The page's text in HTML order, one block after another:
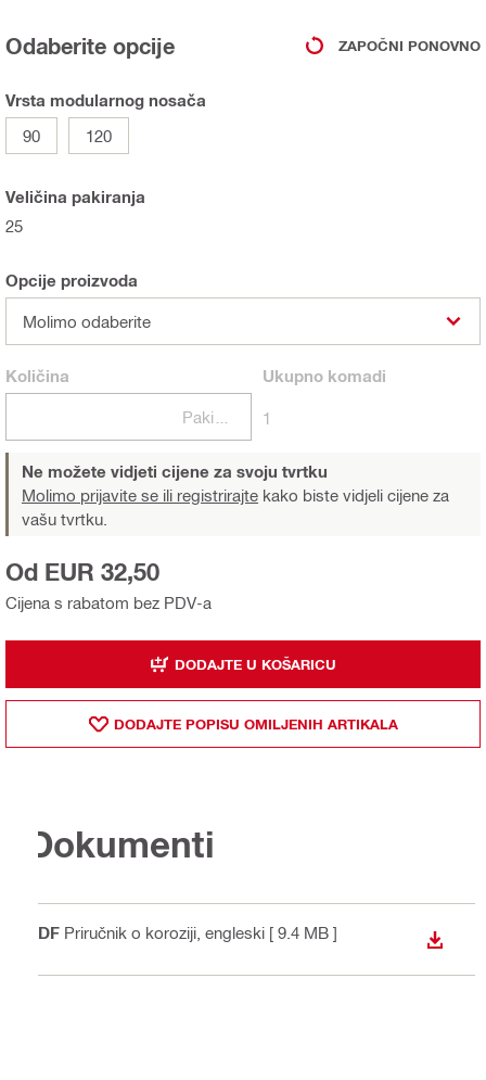
Odaberite opcije ZAPOČNI PONOVNO
Vrsta modularnog nosača
90
120
Veličina pakiranja
25
Opcije proizvoda
Molimo odaberite
Količina Ukupnokomadi
1
Ne možete vidjeti cijene za svoju tvrtku
Molimo prijavite se ili registrirajte kako biste vidjeli cijene za
vašu tvrtku.
Cijena s rabatom bez PDV-a
Od EUR 32,50
DODAJTE U KOŠARICU
DODAJTE POPISU OMILJENIH ARTIKALA
Dokumenti
PDF Priručnik o koroziji , engleski [ 9.4 MB ]